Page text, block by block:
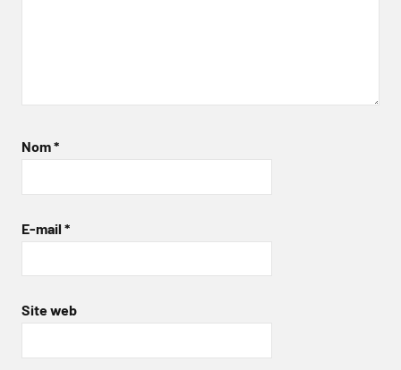
Nom*
E-mail *
Site web